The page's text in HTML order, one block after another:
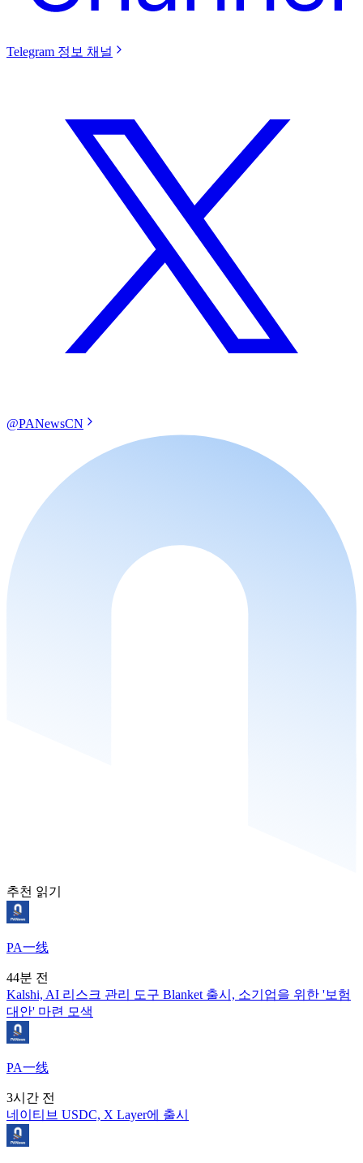
Telegram 정보 채널
@PANewsCN
추천 읽기
PA一线
44분 전
Kalshi, AI 리스크 관리 도구 Blanket 출시, 소기업을 위한 '보험
대안' 마련 모색
PA一线
3시간 전
네이티브 USDC, X Layer에 출시